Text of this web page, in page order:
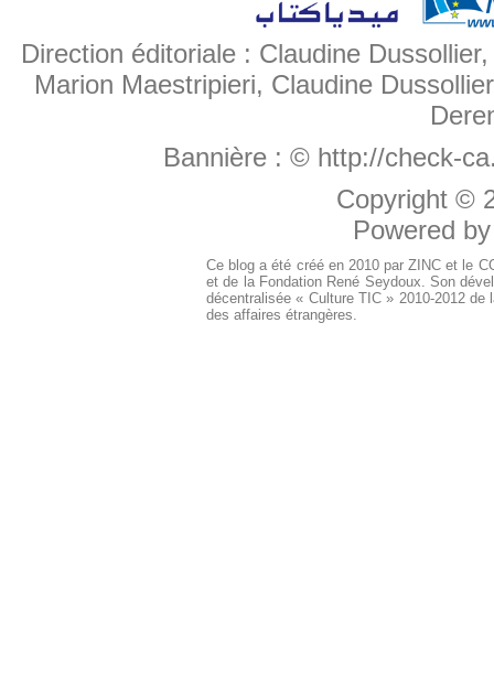
Direction éditoriale : Claudine
Marion Maestripieri, Claudine
Bannière : © http://check-
Copyright ©
Powered
Ce blog a été créé en 2010 par ZINC et le
et de la Fondation René Seydoux. Son
décentralisée « Culture TIC » 2010-2012
des affaires étrangères.